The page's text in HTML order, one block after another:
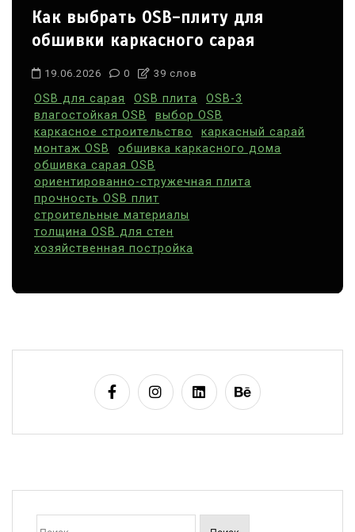
Как выбрать OSB-плиту для
обшивки каркасного сарая
19.06.2026 0 39 слов
OSB для сарая OSB плита
OSB-3
влагостойкая OSB
выбор OSB
каркасное строительство
каркасный сарай
монтаж OSB
обшивка каркасного дома
обшивка сарая OSB
ориентированно-стружечная плита
прочность OSB плит
строительные материалы
толщина OSB для стен
хозяйственная постройка
Найти: